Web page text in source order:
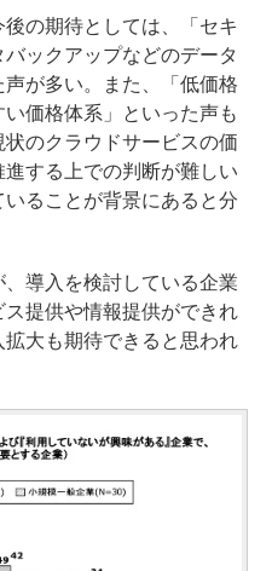
の期待としては、「セキ
ックアップなどのデータ
が多い。また、「低価格
価格体系」といった声も
のクラウドサービスの価
する上での判断が難しい
ることが背景にあると分
導入を検討している企業
提供や情報提供ができれ
大も期待できると思われ